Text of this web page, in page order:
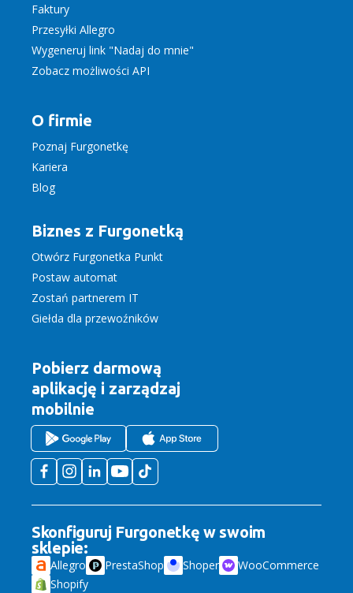
Faktury
Przesyłki Allegro
Wygeneruj link "Nadaj do mnie"
Zobacz możliwości API
O firmie
Poznaj Furgonetkę
Kariera
Blog
Biznes z Furgonetką
Otwórz Furgonetka Punkt
Postaw automat
Zostań partnerem IT
Giełda dla przewoźników
Pobierz darmową
aplikację i zarządzaj
mobilnie
Skonfiguruj Furgonetkę w swoim
sklepie:
Allegro PrestaShop Shoper
WooCommerce
Shopify